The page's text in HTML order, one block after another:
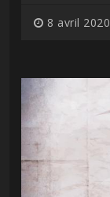
8 avril 2020